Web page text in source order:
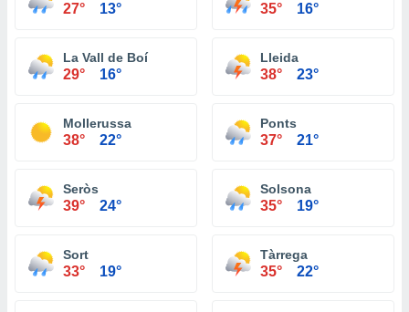
27° 13° 35° 16°
La Vall de Boí
29° 16°
Lleida
38° 23°
Mollerussa
38° 22°
Ponts
37° 21°
Seròs
39° 24°
Solsona
35° 19°
Sort
33° 19°
Tàrrega
35° 22°